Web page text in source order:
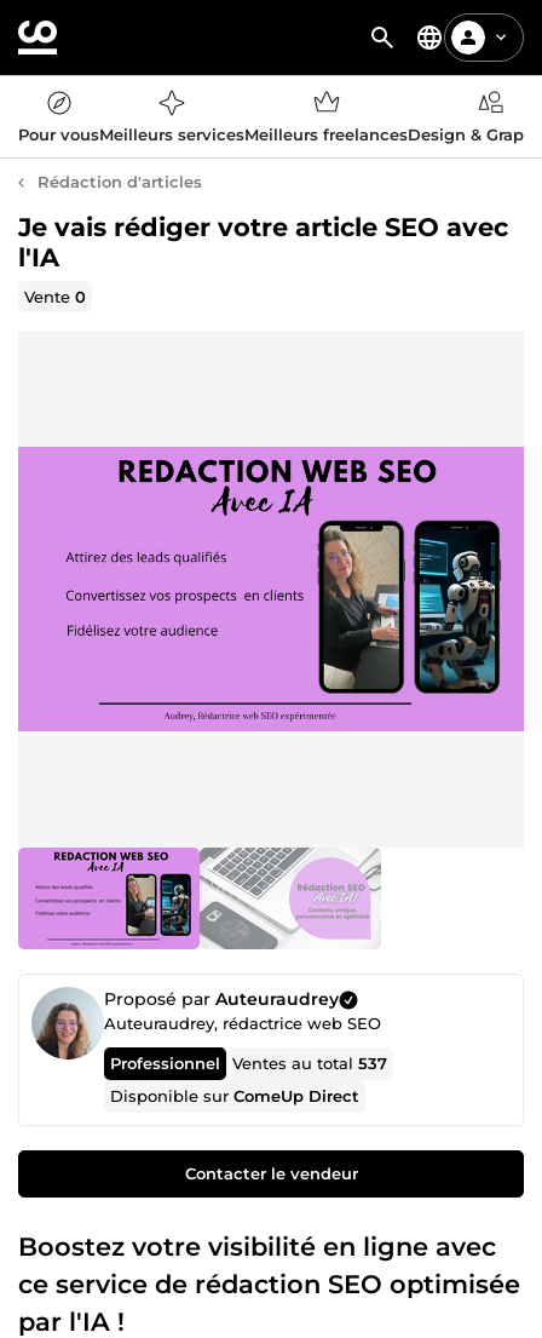
Pour vousMeilleurs servicesMeilleurs freelancesDesign &
Rédaction d'articles
Je vais rédiger votre article SEO avec
l'IA
Vente0
Proposé par Auteuraudrey
Auteuraudrey, rédactrice web SEO
Professionnel Ventes au total537
Disponible surComeUp Direct
Contacter le vendeur
Boostez votre visibilité en ligne avec
ce service de rédaction SEO optimisée
par l'IA !